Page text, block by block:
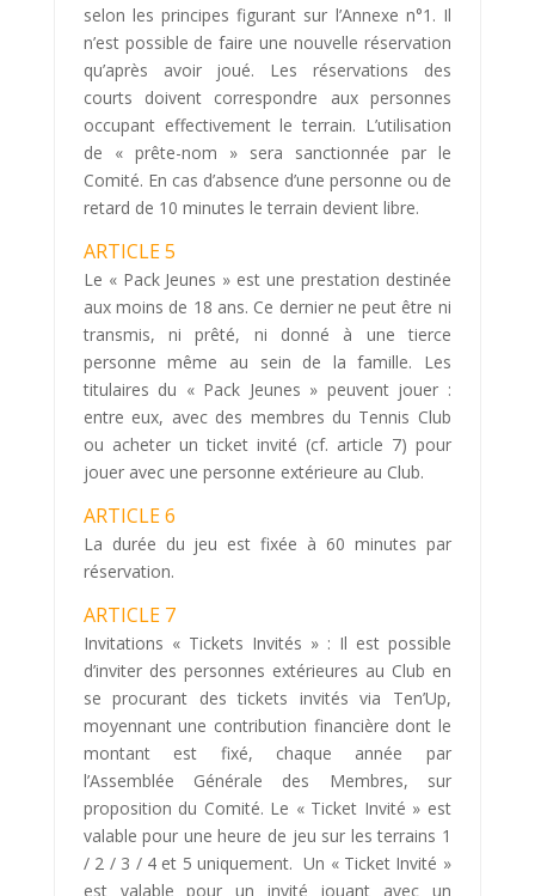
selon les principes figurant sur l’Annexe n°1. Il
n’est possible de faire une nouvelle réservation
qu’après avoir joué. Les réservations des
courts doivent correspondre aux personnes
occupant effectivement le terrain. L’utilisation
de « prête-nom » sera sanctionnée par le
Comité. En cas d’absence d’une personne ou de
retard de 10 minutes le terrain devient libre.
ARTICLE 5
Le « Pack Jeunes » est une prestation destinée
aux moins de 18 ans. Ce dernier ne peut être ni
transmis, ni prêté, ni donné à une tierce
personne même au sein de la famille. Les
titulaires du « Pack Jeunes » peuvent jouer :
entre eux, avec des membres du Tennis Club
ou acheter un ticket invité (cf. article 7) pour
jouer avec une personne extérieure au Club.
ARTICLE 6
La durée du jeu est fixée à 60 minutes par
réservation.
ARTICLE 7
Invitations « Tickets Invités » : Il est possible
d’inviter des personnes extérieures au Club en
se procurant des tickets invités via Ten’Up,
moyennant une contribution financière dont le
montant est fixé, chaque année par
l’Assemblée Générale des Membres, sur
proposition du Comité. Le « Ticket Invité » est
valable pour une heure de jeu sur les terrains 1
/ 2 / 3 / 4 et 5 uniquement. Un « Ticket Invité »
est valable pour un invité jouant avec un